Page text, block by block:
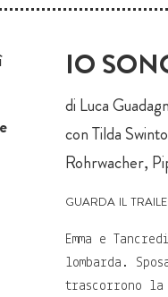
IO
di Luca
con Tilda
Rohrwacher,
guarda il
Emma e
lombarda.
trascorrono la